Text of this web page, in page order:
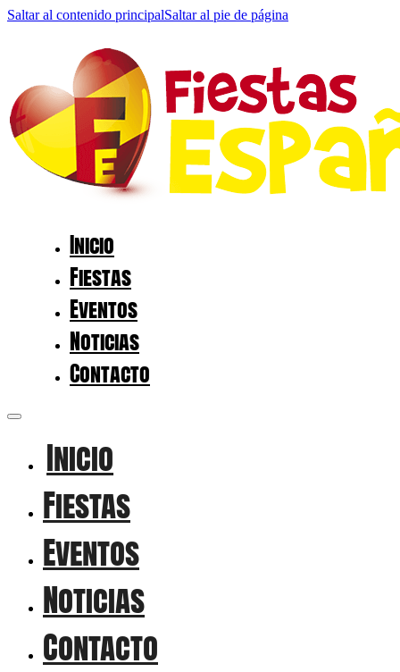
Saltar al contenido principalSaltar al pie de página
Inicio
Fiestas
Eventos
Noticias
Contacto
Inicio
Fiestas
Eventos
Noticias
Contacto